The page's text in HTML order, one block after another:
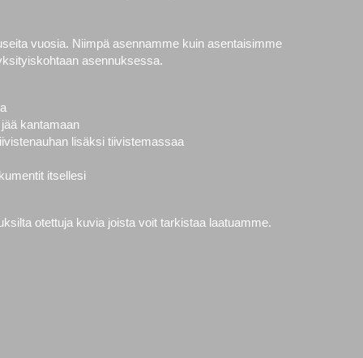
vuosia. Niimpä asennamme kuin asentaisimme
asennuksessa.
kantamaan
lisäksi tiivistemassaa
itsellesi
otettuja kuvia joista voit tarkistaa laatuamme.